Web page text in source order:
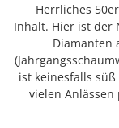
Herrliches
Inhalt. Hier ist der
Diamanten
ist keinesfalls
vielen